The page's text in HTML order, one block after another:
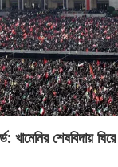
খামেনির শেষবিদায়